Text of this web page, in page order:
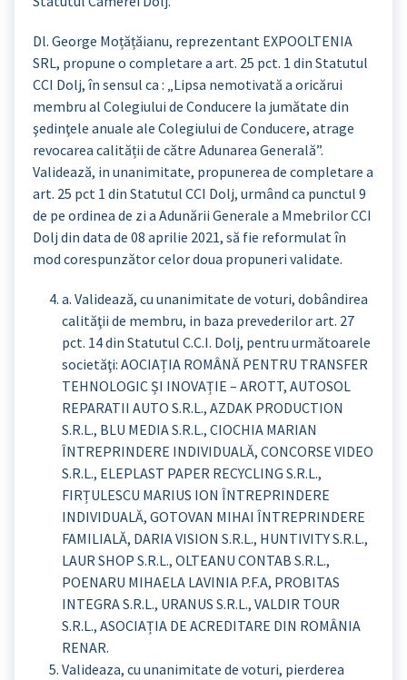
Dl. George Moțățăianu, reprezentant EXPOOLTENIA
SRL, propune o completare a art. 25 pct. 1 din Statutul
CCI Dolj, în sensul ca : „Lipsa nemotivată a oricărui
membru al Colegiului de Conducere la jumătate din
şedinţele anuale ale Colegiului de Conducere, atrage
revocarea calității de către Adunarea Generală”.
Validează, in unanimitate, propunerea de completare a
art. 25 pct 1 din Statutul CCI Dolj, urmând ca punctul 9
de pe ordinea de zi a Adunării Generale a Mmebrilor CCI
Dolj din data de 08 aprilie 2021, să fie reformulat în
mod corespunzător celor doua propuneri validate.
a. Validează, cu unanimitate de voturi, dobândirea
calităţii de membru, in baza prevederilor art. 27
pct. 14 din Statutul C.C.I. Dolj, pentru următoarele
societăţi: AOCIAȚIA ROMÂNĂ PENTRU TRANSFER
TEHNOLOGIC ȘI INOVAȚIE – AROTT, AUTOSOL
REPARATII AUTO S.R.L., AZDAK PRODUCTION
S.R.L., BLU MEDIA S.R.L., CIOCHIA MARIAN
ÎNTREPRINDERE INDIVIDUALĂ, CONCORSE VIDEO
S.R.L., ELEPLAST PAPER RECYCLING S.R.L.,
FIRȚULESCU MARIUS ION ÎNTREPRINDERE
INDIVIDUALĂ, GOTOVAN MIHAI ÎNTREPRINDERE
FAMILIALĂ, DARIA VISION S.R.L., HUNTIVITY S.R.L.,
LAUR SHOP S.R.L., OLTEANU CONTAB S.R.L.,
POENARU MIHAELA LAVINIA P.F.A, PROBITAS
INTEGRA S.R.L., URANUS S.R.L., VALDIR TOUR
S.R.L., ASOCIAȚIA DE ACREDITARE DIN ROMÂNIA
RENAR.
Valideaza, cu unanimitate de voturi, pierderea